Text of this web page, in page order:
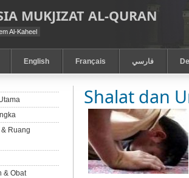
MUKJIZAT AL-QURAN
Al-Kaheel
English Français فارسي
Shalat dan
Ruang
& Obat